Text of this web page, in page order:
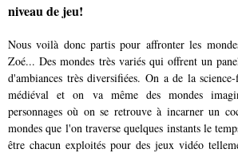
niveau de jeu!
Nous voilà donc partis pour affronter les
Zoé... Des mondes très variés qui offrent un
d'ambiances très diversifiées. On a de la
médiéval et on va même des mondes
personnages où on se retrouve à incarner un
mondes que l'on traverse quelques instants le
être chacun exploités pour des jeux vidéo